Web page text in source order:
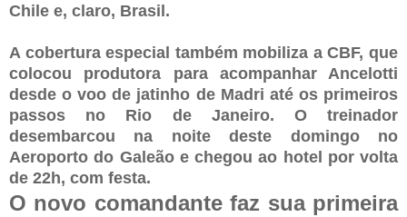
Chile e, claro, Brasil.
A cobertura especial também mobiliza a CBF, que
colocou produtora para acompanhar Ancelotti
desde o voo de jatinho de Madri até os primeiros
passos no Rio de Janeiro. O treinador
desembarcou na noite deste domingo no
Aeroporto do Galeão e chegou ao hotel por volta
de 22h, com festa.
O novo comandante faz sua primeira